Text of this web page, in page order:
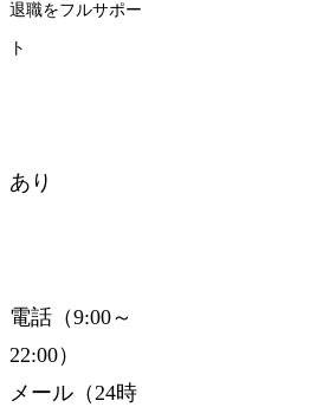
退職をフルサポー
ト
あり
電話（9:00～
22:00）
メール（24時